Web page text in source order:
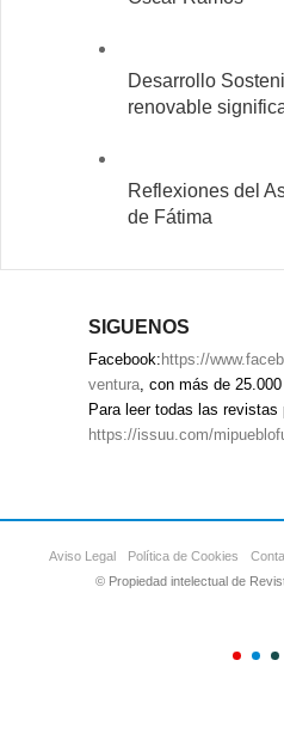
Desarrollo
renovable
Reflexiones del
de Fátima
SIGUENOS
Facebook: https://
ventura, con más de
Para leer todas las revistas
https://issuu.com/
Aviso Legal Política de Cookies
© Propiedad intelectual de